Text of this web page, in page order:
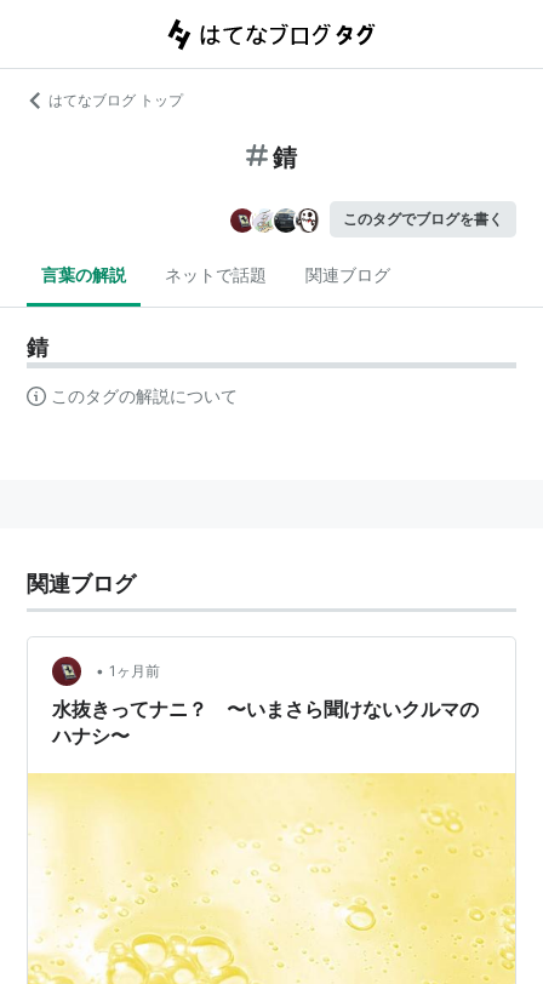
はてなブログ トップ
錆
このタグでブログを書く
言葉の解説 ネットで話題 関連ブログ
錆
このタグの解説について
関連ブログ
• 1ヶ月前
水抜きってナニ？ 〜いまさら聞けないクルマの
ハナシ〜